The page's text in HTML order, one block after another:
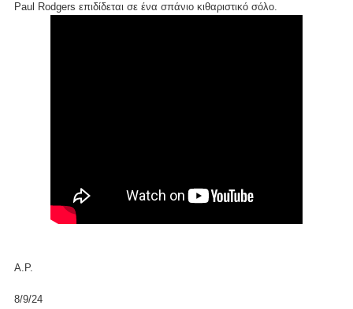
Paul Rodgers επιδίδεται σε ένα σπάνιο κιθαριστικό σόλο.
Α.Ρ.
8/9/24